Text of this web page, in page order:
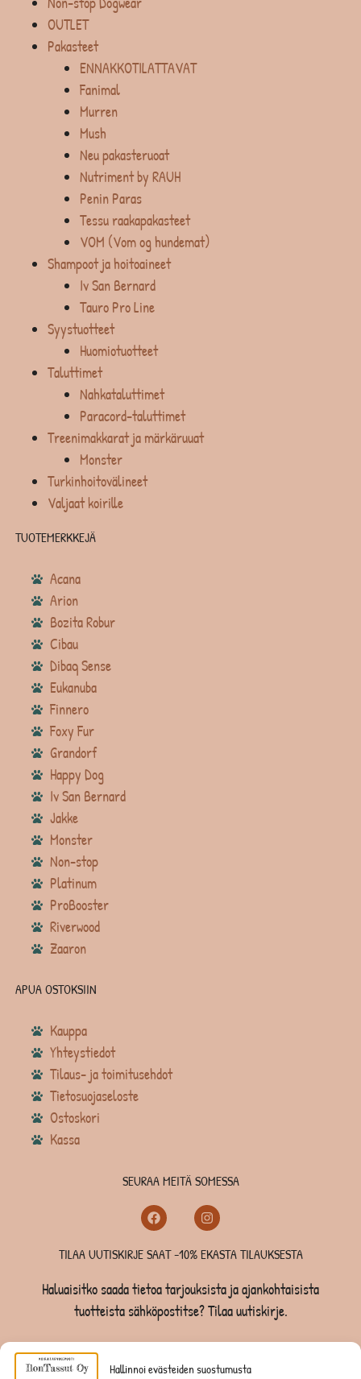
Hallinnoi evästeiden suostumusta
OUTLET
Pakasteet
ENNAKKOTILATTAVAT
Fanimal
Murren
Mush
Neu pakasteruoat
Nutriment by RAUH
Penin Paras
Tessu raakapakasteet
VOM (Vom og hundemat)
Shampoot ja hoitoaineet
Iv San Bernard
Tauro Pro Line
Syystuotteet
Huomiotuotteet
Taluttimet
Nahkataluttimet
Paracord-taluttimet
Treenimakkarat ja märkäruuat
Monster
Turkinhoitovälineet
Valjaat koirille
TUOTEMERKKEJÄ
Acana
Arion
Bozita Robur
Cibau
Dibaq Sense
Eukanuba
Finnero
Foxy Fur
Grandorf
Happy Dog
Iv San Bernard
Jakke
Monster
Non-stop
Platinum
ProBooster
Riverwood
Zaaron
APUA OSTOKSIIN
Kauppa
Yhteystiedot
Tilaus- ja toimitusehdot
Tietosuojaseloste
Ostoskori
Kassa
SEURAA MEITÄ SOMESSA
TILAA UUTISKIRJE SAAT -10% EKASTA TILAUKSESTA
Haluaisitko saada tietoa tarjouksista ja ajankohtaisista
tuotteista sähköpostitse? Tilaa uutiskirje.
TILAA UUTISKIRJE -SAAT -10% EKASTA TILAUKSESTA